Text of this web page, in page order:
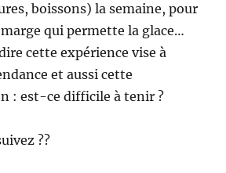
boissons) la semaine, pour
qui permette la glace…
cette expérience vise à
et aussi cette
: est-ce difficile à tenir ?
??